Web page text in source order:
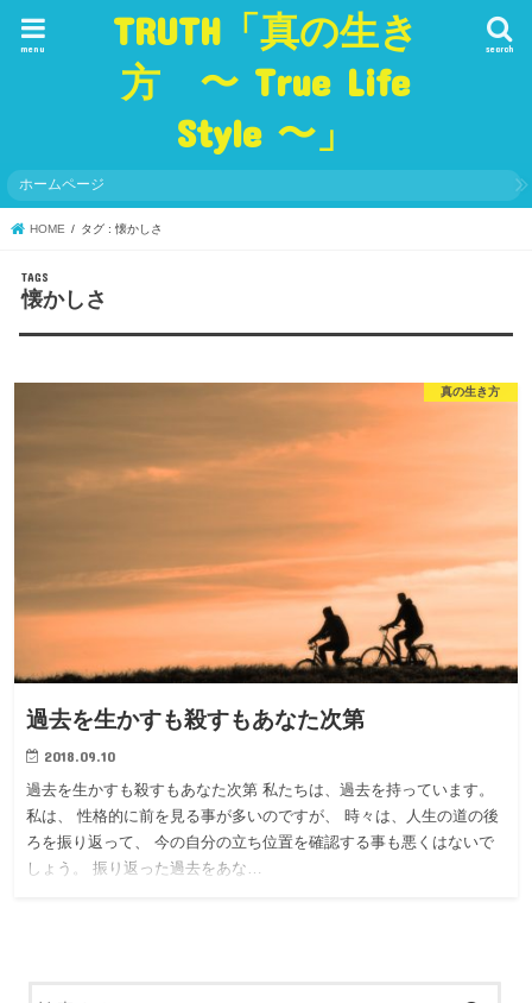
TRUTH「真の生き
方 〜 True Life
Style 〜」
search
menu
ホームページ
HOME タグ : 懐かしさ
懐かしさ
真の生き方
過去を生かすも殺すもあなた次第
2018.09.10
過去を生かすも殺すもあなた次第 私たちは、過去を持っています。
私は、 性格的に前を見る事が多いのですが、 時々は、人生の道の後
ろを振り返って、 今の自分の立ち位置を確認する事も悪くはないで
しょう。 振り返った過去をあな…